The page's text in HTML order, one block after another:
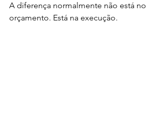
A diferença normalmente não está no
orçamento. Está na execução.